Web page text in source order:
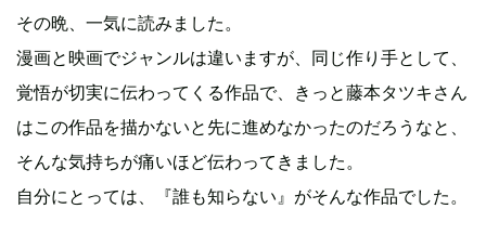
その晩、一気に読みました。
漫画と映画でジャンルは違いますが、同じ作り手として、
覚悟が切実に伝わってくる作品で、きっと藤本タツキさん
はこの作品を描かないと先に進めなかったのだろうなと、
そんな気持ちが痛いほど伝わってきました。
自分にとっては、『誰も知らない』がそんな作品でした。